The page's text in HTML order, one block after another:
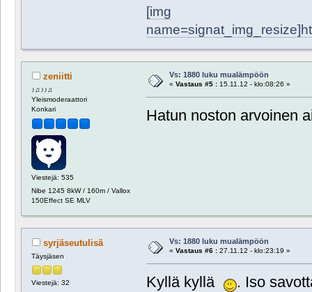
[img
zeniitti
♪♫♪♪♫
Yleismoderaattori
Konkari
Viestejä: 535
Nibe 1245 8kW / 160m / Vallox
150Effect SE MLV
Vs: 1880 luku mualämpöön
« Vastaus #5 :15.11.12 - klo:08:26 »
Hatun noston arvoinen
syrjäseutulisä
Täysjäsen
Viestejä: 32
Vs: 1880 luku mualämpöön
« Vastaus #6 :27.11.12 - klo:23:19 »
Kyllä kyllä
. Iso